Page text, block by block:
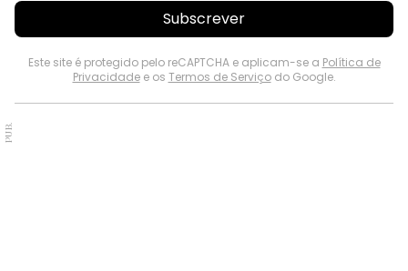
Subscrever
Este site é protegido pelo reCAPTCHA e aplicam-se a Política de
Privacidadee os Termos de Serviçodo Google.
PUB.